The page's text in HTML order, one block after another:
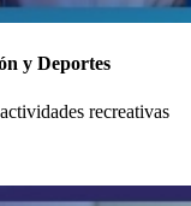
y Deportes
recreativas